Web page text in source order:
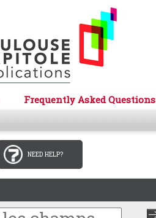
Frequently Asked Questions
NEED HELP?